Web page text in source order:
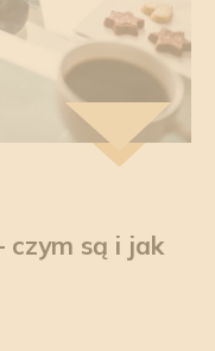
czym są i jak